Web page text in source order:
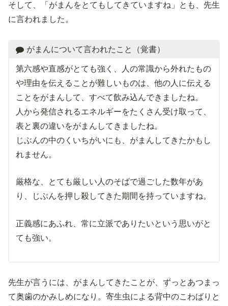
そして、「がまんをとてもしてきていますね」とも、先生
に言われました。
がまんについて言われたこと（覚書）
第六感や直感がとても強く、人の常識から外れたもの
や理由を伝えることが難しいものは、他の人に伝える
ことをがまんして、すべて飲み込んできましたね。
人から発信されるエネルギーをたくさん受け取って、
表と裏の違いをがまんしてきましたね。
じぶんの中のくいちがいにも、がまんしてきたかもし
れません。
厳格な、とても厳しい人のそばで過ごした数年があ
り、じぶんを押し殺してきた期間を持っていますね。
正義感にあふれ、常に立派でありたいという思いがと
ても強い。
先生が言うには、がまんしてきたことが、ずっとあつまっ
て奥歯のかみしめになり。寄生虫による背中のこわばりと